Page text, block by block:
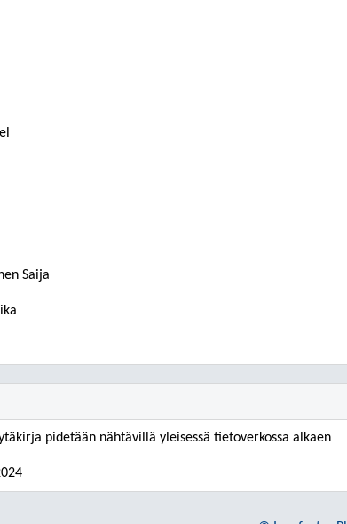
Saija
pidetään nähtävillä yleisessä tietoverkossa alkaen